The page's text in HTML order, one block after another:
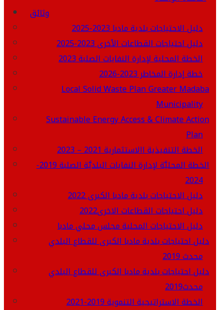
وثائق
دليل الاحتياجات بلدية مادبا 2023-2025
دليل احتياجات القطاعات الأخرى 2023-2025
الخطة المحلية لإدارة النفايات الصلبة 2023
خطة إدارة المخاطر 2023-2026
Local Solid Waste Plan Greater Madaba
Municipality
Sustainable Energy Access & Climate Action
Plan
الخطة التنفيذية االاستثمارية 2021 – 2023
الخطة المحليَّة لإدارة النفايات البلديَّة الصلبة 2019-
2024
دليل الاحتياجات بلدية مادبا الكبرى 2022
دليل احتياجات القطاعات الاخرى2022
دليل الاحتياجات المحلية مجلس محلي مادبا
دليل احتياجات بلدية مادبا الكبرى للقطاع البلدي
محدث 2019
دليل احتياجات بلدية مادبا الكبرى للقطاع البلدي
محدث2019
الخطة الاستراتيجية التنموية 2019-2021